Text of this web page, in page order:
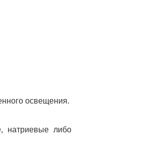
освещения.
натриевые либо